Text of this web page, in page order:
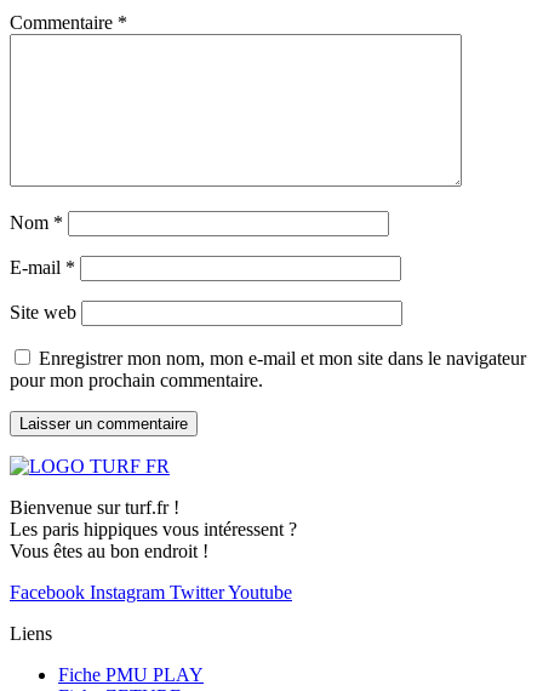
Commentaire *
Nom *
E-mail *
Site web
Enregistrer mon nom, mon e-mail et mon site dans le navigateur
pour mon prochain commentaire.
Bienvenue sur turf.fr !
Les paris hippiques vous intéressent ?
Vous êtes au bon endroit !
Facebook Instagram TwitterYoutube
Liens
Fiche PMU PLAY